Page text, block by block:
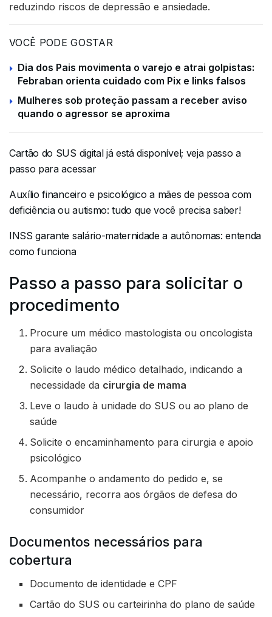
reduzindo riscos de depressão e ansiedade.
VOCÊ PODE GOSTAR
Dia dos Pais movimenta o varejo e atrai golpistas:
Febraban orienta cuidado com Pix e links falsos
Mulheres sob proteção passam a receber aviso
quando o agressor se aproxima
Cartão do SUS digital já está disponível; veja passo a
passo para acessar
Auxílio financeiro e psicológico a mães de pessoa com
deficiência ou autismo: tudo que você precisa saber!
INSS garante salário-maternidade a autônomas: entenda
como funciona
Passo a passo para solicitar o
procedimento
Procure um médico mastologista ou oncologista
para avaliação
Solicite o laudo médico detalhado, indicando a
necessidade da cirurgia de mama
Leve o laudo à unidade do SUS ou ao plano de
saúde
Solicite o encaminhamento para cirurgia e apoio
psicológico
Acompanhe o andamento do pedido e, se
necessário, recorra aos órgãos de defesa do
consumidor
Documentos necessários para
cobertura
Documento de identidade e CPF
Cartão do SUS ou carteirinha do plano de saúde